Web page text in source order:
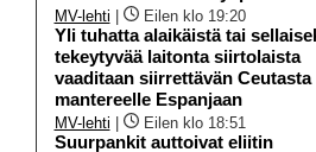
MV-lehti Eilen klo 19:20
Yli tuhatta alaikäistä tai
tekeytyvää laitonta siirtolaista
vaaditaan siirrettävän Ceutasta
mantereelle Espanjaan
MV-lehti Eilen klo 18:51
Suurpankit auttoivat eliitin